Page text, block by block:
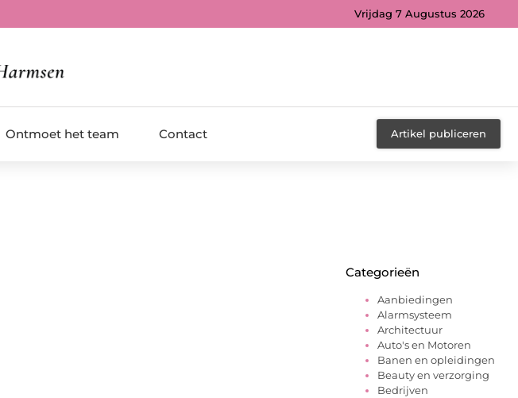
Vrijdag 7 Augustus 2026
Ontmoet het team Contact Artikel publiceren
Categorieën
Aanbiedingen
Alarmsysteem
Architectuur
Auto's en Motoren
Banen en opleidingen
Beauty en verzorging
Bedrijven